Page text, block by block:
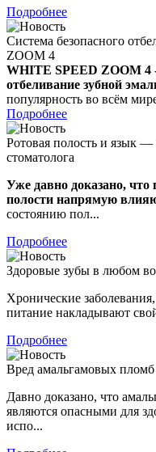
Подробнее
Система безопасного
ZOOM 4
WHITE SРЕЕD ZOOM 4 -
отбеливание зубной
популярность во всём
Подробнее
Ротовая полость и язык
стоматолога
Уже давно доказано, что
полости напрямую
состоянию пол...
Подробнее
Здоровые зубы в любом
Хронические
питание накладывают
Подробнее
Вред амальгамовых пломб
Давно доказано, что
являются опасными для
испо...